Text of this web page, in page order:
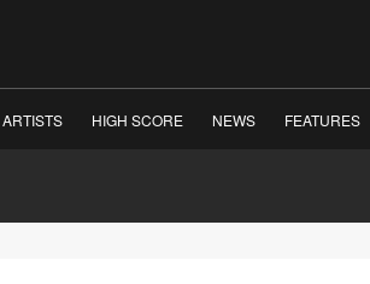
ARTISTS HIGH SCORE NEWS FEATURES